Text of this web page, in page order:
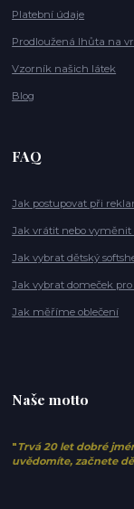
Platební údaje
Prodloužená lhůta na
Vzorník našich látek
Blog
FAQ
Jak postupovat při
Jak vrátit nebo vyměnit
Jak vybrat dětský
Jak vybrat domeček
Jak měříme oblečení
Naše motto
" Trvá 20 let dobré
uvědomíte, začnete